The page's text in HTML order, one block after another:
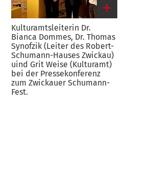
Kulturamtsleiterin Dr.
Bianca Dommes, Dr. Thomas
Synofzik (Leiter des Robert-
Schumann-Hauses Zwickau)
uind Grit Weise (Kulturamt)
bei der Pressekonferenz
zum Zwickauer Schumann-
Fest.